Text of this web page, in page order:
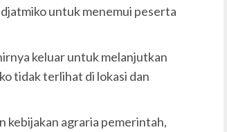
untuk menemui peserta
keluar untuk melanjutkan
tidak terlihat di lokasi dan
kebijakan agraria pemerintah,